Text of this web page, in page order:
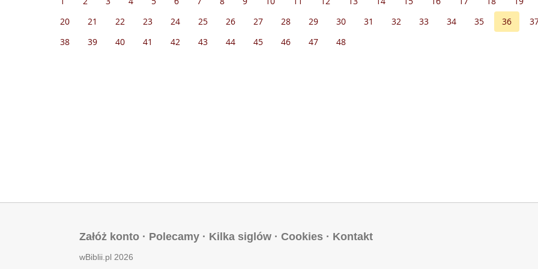
20
21 22 23 24 25 26 27 28 29 30 31 32 33 34 35 36
38
39 40 41 42 43 44 45 46 47 48
Załóż konto · Polecamy · Kilka siglów · Cookies · Kontakt
wBiblii.pl 2026